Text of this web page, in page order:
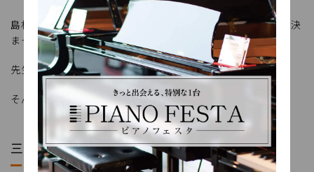
島村楽器セブンパークアリオ柏店のピアノ教室はとりたてて決
まったテキストなどはございません。
先生は、生徒に寄り添いながらレッスンを行っております。
そんな3人の先生をここでご紹介。
三富先生